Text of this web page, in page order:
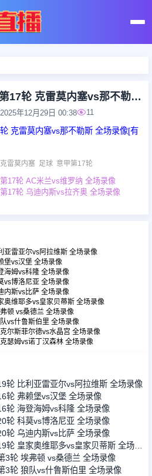
2025年12月29日 意甲第17轮 克雷莫内塞vs那不勒斯 全场录像
2025年12月29日 00:38 11
克雷莫内塞vs那不勒斯 全场录像[有
克雷莫内塞 足球 意甲第17轮
17轮 AC米兰vs维罗纳 全场录像
17轮 乌迪内斯vs拉齐奥 全场录像
雷亚尔vs阿拉维斯 全场录像
堡vs汉堡 全场录像
海姆vs科隆 全场录像
vs博洛尼亚 全场录像
内斯vs比萨 全场录像
维耶多vs皇家贝蒂斯 全场录像
顿 vs桑德兰 全场录像
vs什鲁斯伯里 全场录像
尔斯菲尔德vs水晶宫 全场录像
瑟姆vs诺丁汉森林 全场录像
轮 比利亚雷亚尔vs阿拉维斯 全场录像
轮 弗赖堡vs汉堡 全场录像
轮 海登海姆vs科隆 全场录像
轮 科莫vs博洛尼亚 全场录像
轮 乌迪内斯vs比萨 全场录像
3轮 埃弗顿 vs桑德兰 全场录像
3轮 狼队vs什鲁斯伯里 全场录像